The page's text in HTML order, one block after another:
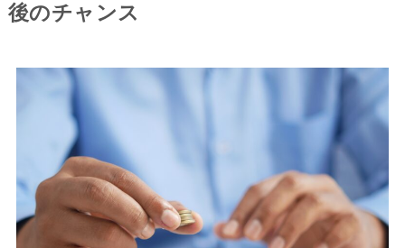
後のチャンス